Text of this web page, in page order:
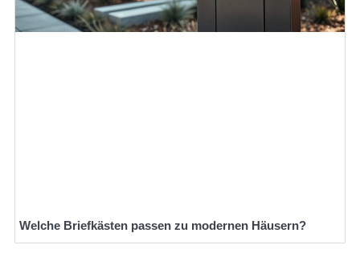
Welche Briefkästen passen zu modernen Häusern?